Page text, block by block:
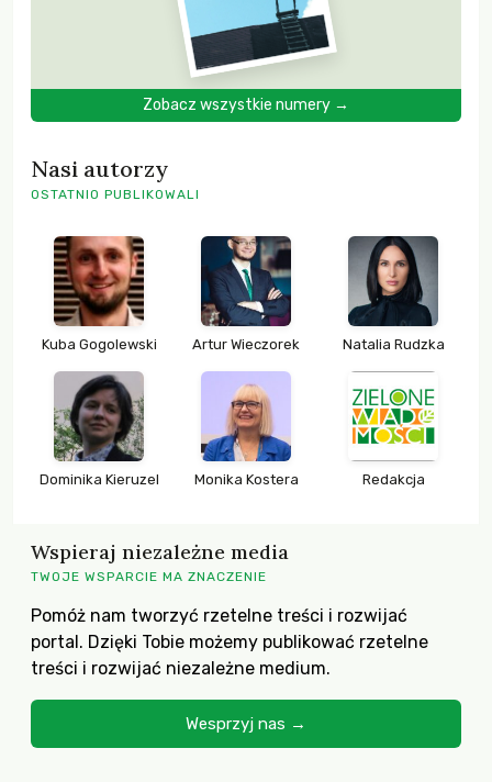
Zobacz wszystkie numery →
Nasi autorzy
OSTATNIO PUBLIKOWALI
Kuba Gogolewski Artur Wieczorek Natalia Rudzka
Dominika Kieruzel Monika Kostera Redakcja
Wspieraj niezależne media
TWOJE WSPARCIE MA ZNACZENIE
Pomóż nam tworzyć rzetelne treści i rozwijać
portal. Dzięki Tobie możemy publikować rzetelne
treści i rozwijać niezależne medium.
Wesprzyj nas →